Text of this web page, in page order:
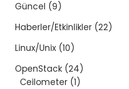
Güncel (9)
Haberler/Etkinlikler (22)
Linux/Unix (10)
OpenStack (24)
Ceilometer (1)